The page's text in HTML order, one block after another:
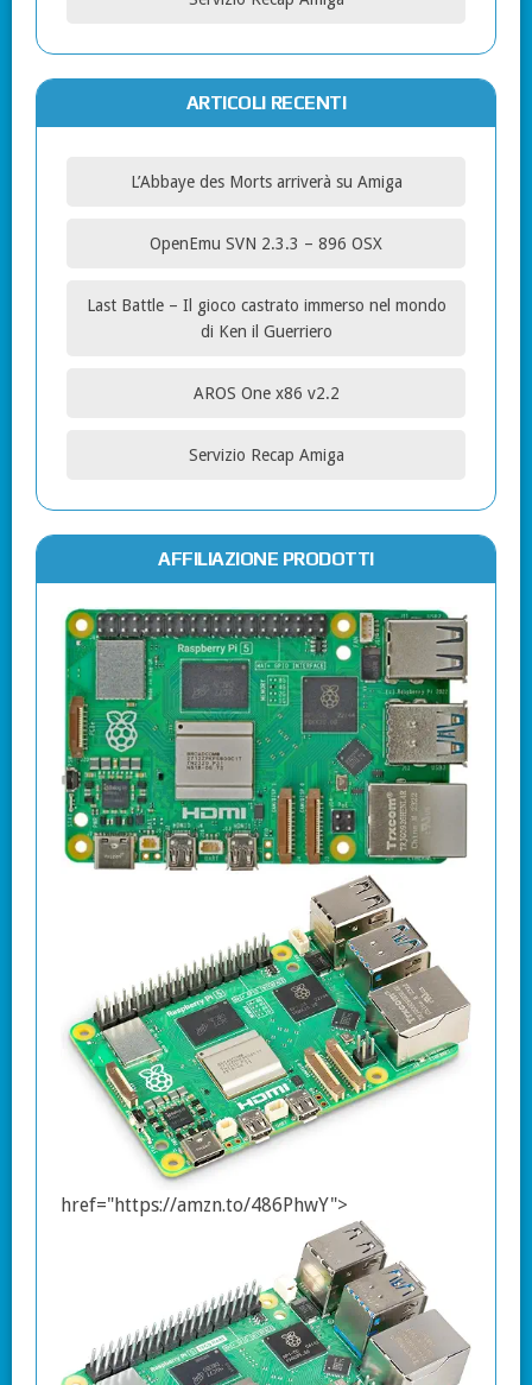
ARTICOLI RECENTI
L’Abbaye des Morts arriverà su Amiga
OpenEmu SVN 2.3.3 – 896 OSX
Last Battle – Il gioco castrato immerso nel mondo
di Ken il Guerriero
AROS One x86 v2.2
Servizio Recap Amiga
AFFILIAZIONE PRODOTTI
href="https://amzn.to/486PhwY">